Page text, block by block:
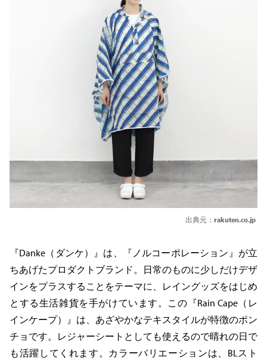
出典元： rakuten.co.jp
『Danke（ダンケ）』は、『ノルコーポレーション』が立
ちあげたプロダクトブランド。日常のものに少しだけデザ
インをプラスすることをテーマに、レイングッズをはじめ
とする生活雑貨を手がけています。この『Rain Cape（レ
インケープ）』は、あざやかなテキスタイルが特徴のポン
チョです。レジャーシートとしても使えるので晴れの日で
も活躍してくれます。カラーバリエーションは、BLスト